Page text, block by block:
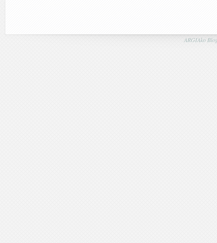
ARGIAko